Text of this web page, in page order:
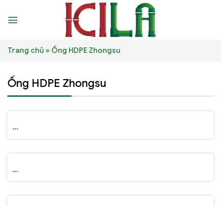
Trang chủ » Ống HDPE Zhongsu
Ống HDPE Zhongsu
...
...